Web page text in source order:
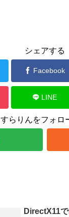
シェアする
Facebook
LINE
すらりんをフォロ
DirectX11